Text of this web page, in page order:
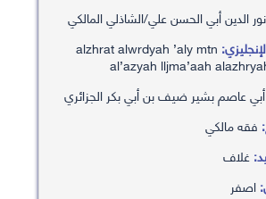
نور الدين أبي الحسن علي/الشاذلي المالكي
alzhrat alwrdyah ’aly mtn
al’azyah lljma’aah
أبي عاصم بشير ضيف بن أبي بكر الجزائري
فقه مالكي
غلاف
اصفر